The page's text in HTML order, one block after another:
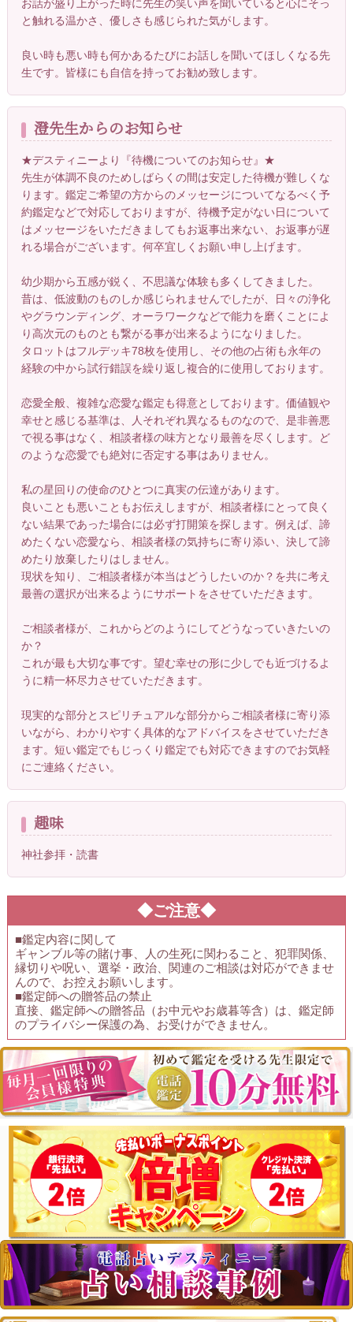
お話が盛り上がった時に先生の笑い声を聞いていると心にそっ
と触れる温かさ、優しさも感じられた気がします。
良い時も悪い時も何かあるたびにお話しを聞いてほしくなる先
生です。皆様にも自信を持ってお勧め致します。
澄先生からのお知らせ
★デスティニーより『待機についてのお知らせ』★
先生が体調不良のためしばらくの間は安定した待機が難しくな
ります。鑑定ご希望の方からのメッセージについてなるべく予
約鑑定などで対応しておりますが、待機予定がない日について
はメッセージをいただきましてもお返事出来ない、お返事が遅
れる場合がございます。何卒宜しくお願い申し上げます。
幼少期から五感が鋭く、不思議な体験も多くしてきました。
昔は、低波動のものしか感じられませんでしたが、日々の浄化
やグラウンディング、オーラワークなどで能力を磨くことによ
り高次元のものとも繋がる事が出来るようになりました。
タロットはフルデッキ78枚を使用し、その他の占術も永年の
経験の中から試行錯誤を繰り返し複合的に使用しております。
恋愛全般、複雑な恋愛な鑑定も得意としております。価値観や
幸せと感じる基準は、人それぞれ異なるものなので、是非善悪
で視る事はなく、相談者様の味方となり最善を尽くします。ど
のような恋愛でも絶対に否定する事はありません。
私の星回りの使命のひとつに真実の伝達があります。
良いことも悪いこともお伝えしますが、相談者様にとって良く
ない結果であった場合には必ず打開策を探します。例えば、諦
めたくない恋愛なら、相談者様の気持ちに寄り添い、決して諦
めたり放棄したりはしません。
現状を知り、ご相談者様が本当はどうしたいのか？を共に考え
最善の選択が出来るようにサポートをさせていただきます。
ご相談者様が、これからどのようにしてどうなっていきたいの
か？
これが最も大切な事です。望む幸せの形に少しでも近づけるよ
うに精一杯尽力させていただきます。
現実的な部分とスピリチュアルな部分からご相談者様に寄り添
いながら、わかりやすく具体的なアドバイスをさせていただき
ます。短い鑑定でもじっくり鑑定でも対応できますのでお気軽
にご連絡ください。
趣味
神社参拝・読書
◆ご注意◆
■鑑定内容に関して
ギャンブル等の賭け事、人の生死に関わること、犯罪関係、
縁切りや呪い、選挙・政治、関連のご相談は対応ができませ
んので、お控えお願いします。
■鑑定師への贈答品の禁止
直接、鑑定師への贈答品（お中元やお歳暮等含）は、鑑定師
のプライバシー保護の為、お受けができません。